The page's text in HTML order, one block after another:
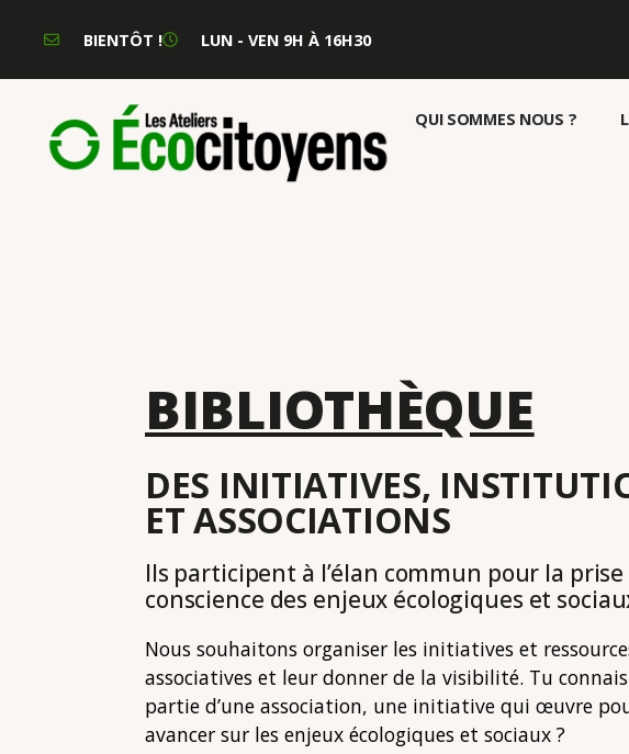
BIENTÔT ! LUN - VEN 9H À 16H30
QUI SOMMES NOUS ?
BIBLIOTHÈQUE
DES INITIATIVES,
ET ASSOCIATIONS
Ils participent à l’élan commun pour la prise
conscience des enjeux écologiques et
Nous souhaitons organiser les initiatives et
associatives et leur donner de la visibilité. Tu
partie d’une association, une initiative qui œuvre
avancer sur les enjeux écologiques et sociaux ?